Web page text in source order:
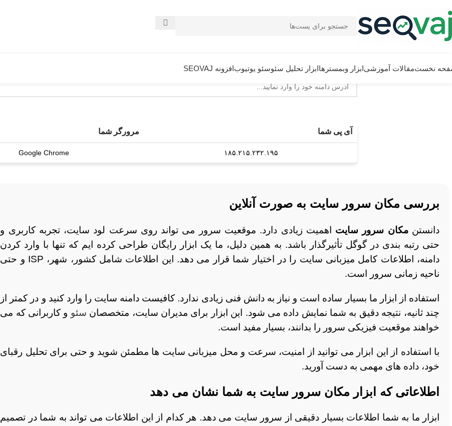
نخستمقالات آموزشیابزار وبمسترهاابزار تحلیل سئوسئو یوتیوبافزونه SEOVAJ
آی پی شما مرورگر شما
۱۸۵.۲۱۵.۲۳۲.۱۹۵ Google Chrome
بررسی مکان سرور سایت به صورت آنلاین
دانستنمکان سرور سایت اهمیت زیادی دارد. موقعیت سرور می تواند روی سرعت لود سایت، تجربه کاربری و
حتی رتبه بندی در گوگل تأثیرگذار باشد. به همین دلیل، ما یک ابزار رایگان طراحی کرده ایم که تنها با وارد کردن
دامنه، اطلاعات کامل میزبانی سایت را در اختیار شما قرار می دهد. این اطلاعات شامل کشور، شهر، ISP و حتی
ناحیه زمانی سرور است.
استفاده از ابزار ما بسیار ساده است و نیاز به دانش فنی زیادی ندارد. کافیست دامنه سایت را وارد کنید و در کمتر از
چند ثانیه، نتیجه دقیق به شما نمایش داده می شود. این ابزار برای مدیران سایت، متخصصان سئو و کاربرانی که می
خواهند موقعیت فیزیکی سرور را بدانند، بسیار مفید است.
با استفاده از این ابزار می توانید از امنیت، سرعت و محل میزبانی سایت ها مطمئن شوید و حتی برای تحلیل رقبای
خود، داده های مهمی به دست آورید.
اطلاعاتی که ابزار مکان سرور سایت به شما نشان می دهد
ابزار ما به شما اطلاعات بسیار دقیقی از سرور سایت می دهد. هر کدام از این اطلاعات می تواند به شما در تصمیم